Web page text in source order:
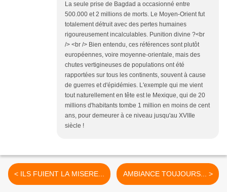
La seule prise de Bagdad a occasionné entre
500.000 et 2 millions de morts. Le Moyen-Orient fut
totalement détruit avec des pertes humaines
rigoureusement incalculables. Punition divine ?<br
/> <br /> Bien entendu, ces références sont plutôt
européennes, voire moyenne-orientale, mais des
chutes vertigineuses de populations ont été
rapportées sur tous les continents, souvent à cause
de guerres et d'épidémies. L'exemple qui me vient
tout naturellement en tête est le Mexique, qui de 20
millions d'habitants tombe 1 million en moins de cent
ans, pour demeurer à ce niveau jusqu'au XVIIIe
siècle !
< ILS FUIENT LA MISERE... AMBIANCE TOUJOURS... >